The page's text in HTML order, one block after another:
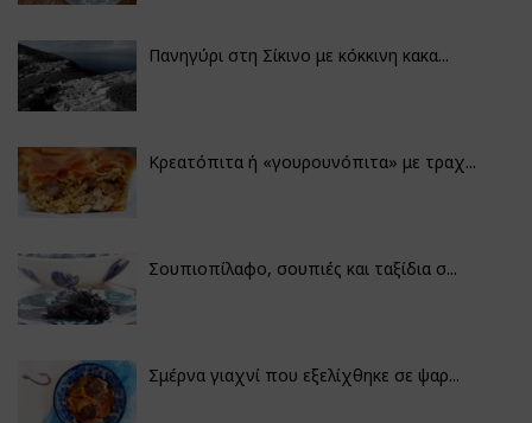
Πανηγύρι στη Σίκινο με κόκκινη κακα...
Κρεατόπιτα ή «γουρουνόπιτα» με τραχ...
Σουπιοπίλαφο, σουπιές και ταξίδια σ...
Σμέρνα γιαχνί που εξελίχθηκε σε ψαρ...